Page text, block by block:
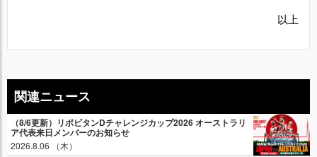
以上
関連ニュース
（8/6更新）リポビタンDチャレンジカップ2026 オーストラリ
ア代表来日メンバーのお知らせ
2026.8.06 （木）